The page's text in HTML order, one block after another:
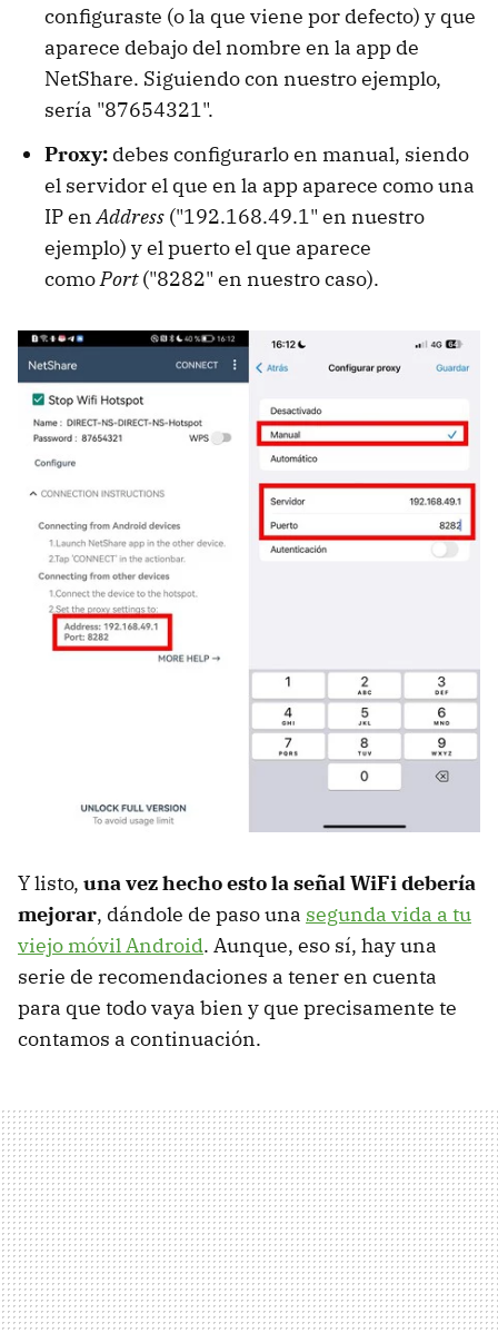
configuraste (o la que viene por defecto) y que
aparece debajo del nombre en la app de
NetShare. Siguiendo con nuestro ejemplo,
sería "87654321".
Proxy: debes configurarlo en manual, siendo
el servidor el que en la app aparece como una
IP enAddress ("192.168.49.1" en nuestro
ejemplo) y el puerto el que aparece
comoPort("8282" en nuestro caso).
Y listo, una vez hecho esto la señal WiFi debería
mejorar, dándole de paso una segunda vida a tu
viejo móvil Android. Aunque, eso sí, hay una
serie de recomendaciones a tener en cuenta
para que todo vaya bien y que precisamente te
contamos a continuación.